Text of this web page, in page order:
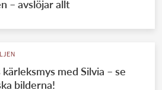
– avslöjar allt
med Silvia – se
bilderna!